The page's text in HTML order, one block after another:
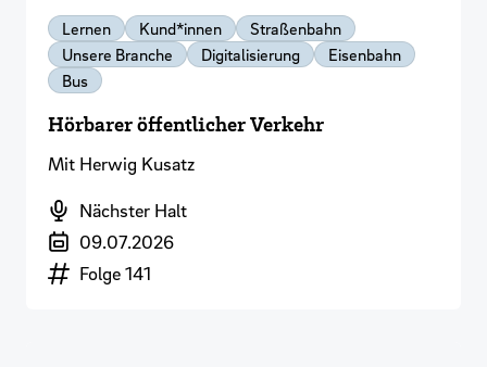
Lernen Kund*innen
Straßenbahn
Unsere Branche
Digitalisierung
Eisenbahn
Bus
Hörbarer öffentlicher Verkehr
Mit Herwig Kusatz
PodcastNächster Halt
Veröffentlichungsdatum
09.07.2026
Episodennummer
Folge 141